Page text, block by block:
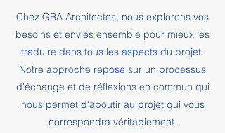
Chez GBA Architectes, nous explorons vos
besoins et envies ensemble pour mieux les
traduire dans tous les aspects du projet.
Notre approche repose sur un processus
d'échange et de réflexions en commun qui
nous permet d'aboutir au projet qui vous
correspondra véritablement.